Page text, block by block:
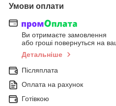
Умови оплати
Ви отримаєте замовлення
або гроші повернуться на
Детальніше
Післяплата
Оплата на рахунок
Готівкою